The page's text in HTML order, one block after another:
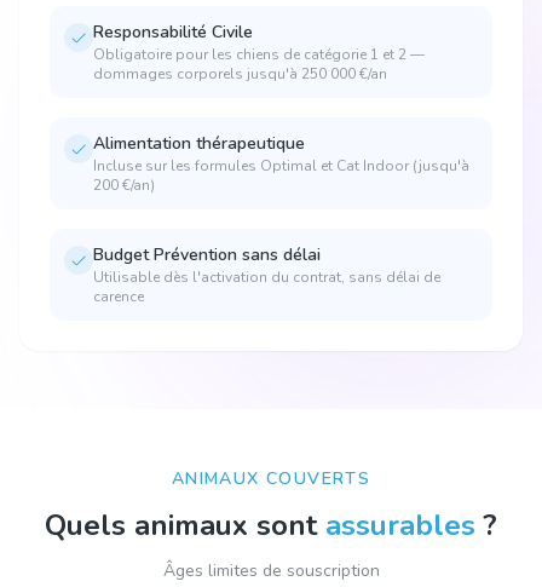
Responsabilité Civile
Obligatoire pour les chiens de catégorie 1 et 2 —
dommages corporels jusqu'à 250 000 €/an
Alimentation thérapeutique
Incluse sur les formules Optimal et Cat Indoor (jusqu'à
200 €/an)
Budget Prévention sans délai
Utilisable dès l'activation du contrat, sans délai de
carence
ANIMAUX COUVERTS
Quels animaux sont assurables ?
Âges limites de souscription